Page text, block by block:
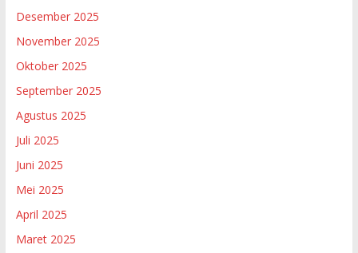
Desember 2025
November 2025
Oktober 2025
September 2025
Agustus 2025
Juli 2025
Juni 2025
Mei 2025
April 2025
Maret 2025